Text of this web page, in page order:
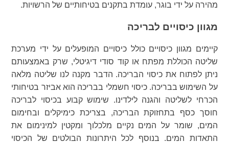
מהירה על ידי בוגר, עומדת בתקנים בטיחותיים של הרשויות.
מגוון כיסויים לבריכה
קיימים מגוון כיסויים כולל כיסויים המופעלים על ידי מערכת
שליטה הכוללת מפתח או קוד סודי דיגיטלי, שרק באמצעותם
ניתן לפתוח את כיסוי הבריכה. הדבר מקנה לנו שליטה מלאה
על השימוש בבריכה. כיסוי חשמלי בבריכה הוא אביזר בטיחותי
הכרחי לשליטה והגנה לילדינו. שימוש קבוע בכיסוי לבריכה
חוסך כסף בתחזוקת הבריכה, בצריכת כימיקלים ובחימום
המים, שומר על המים נקיים מלכלוך ומקטין למינימום את
התאדות המים. בנוסף לכל היתרונות הבולטים של הכיסוי